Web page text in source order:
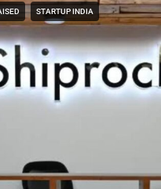
STARTUP INDIA